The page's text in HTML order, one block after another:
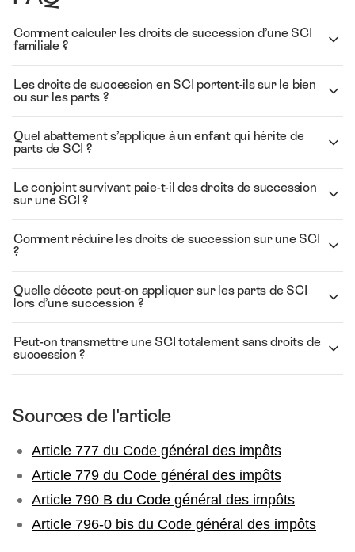
Comment calculer les droits de succession d’une SCI
familiale ?
Les droits de succession en SCI portent-ils sur le bien
ou sur les parts ?
Quel abattement s’applique à un enfant qui hérite de
parts de SCI ?
Le conjoint survivant paie-t-il des droits de succession
sur une SCI ?
Comment réduire les droits de succession sur une SCI
?
Quelle décote peut-on appliquer sur les parts de SCI
lors d’une succession ?
Peut-on transmettre une SCI totalement sans droits de
succession ?
Sources de l'article
Article 777 du Code général des impôts
Article 779 du Code général des impôts
Article 790 B du Code général des impôts
Article 796-0 bis du Code général des impôts